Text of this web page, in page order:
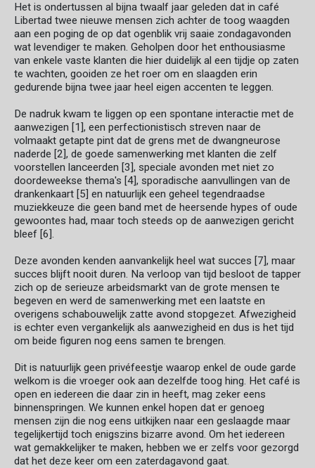
Het is ondertussen al bijna twaalf jaar geleden dat in café
Libertad twee nieuwe mensen zich achter de toog waagden
aan een poging de op dat ogenblik vrij saaie zondagavonden
wat levendiger te maken. Geholpen door het enthousiasme
van enkele vaste klanten die hier duidelijk al een tijdje op zaten
te wachten, gooiden ze het roer om en slaagden erin
gedurende bijna twee jaar heel eigen accenten te leggen.
De nadruk kwam te liggen op een spontane interactie met de
aanwezigen [1], een perfectionistisch streven naar de
volmaakt getapte pint dat de grens met de dwangneurose
naderde [2], de goede samenwerking met klanten die zelf
voorstellen lanceerden [3], speciale avonden met niet zo
doordeweekse thema's [4], sporadische aanvullingen van de
drankenkaart [5] en natuurlijk een geheel tegendraadse
muziekkeuze die geen band met de heersende hypes of oude
gewoontes had, maar toch steeds op de aanwezigen gericht
bleef [6].
Deze avonden kenden aanvankelijk heel wat succes [7], maar
succes blijft nooit duren. Na verloop van tijd besloot de tapper
zich op de serieuze arbeidsmarkt van de grote mensen te
begeven en werd de samenwerking met een laatste en
overigens schabouwelijk zatte avond stopgezet. Afwezigheid
is echter even vergankelijk als aanwezigheid en dus is het tijd
om beide figuren nog eens samen te brengen.
Dit is natuurlijk geen privéfeestje waarop enkel de oude garde
welkom is die vroeger ook aan dezelfde toog hing. Het café is
open en iedereen die daar zin in heeft, mag zeker eens
binnenspringen. We kunnen enkel hopen dat er genoeg
mensen zijn die nog eens uitkijken naar een geslaagde maar
tegelijkertijd toch enigszins bizarre avond. Om het iedereen
wat gemakkelijker te maken, hebben we er zelfs voor gezorgd
dat het deze keer om een zaterdagavond gaat.